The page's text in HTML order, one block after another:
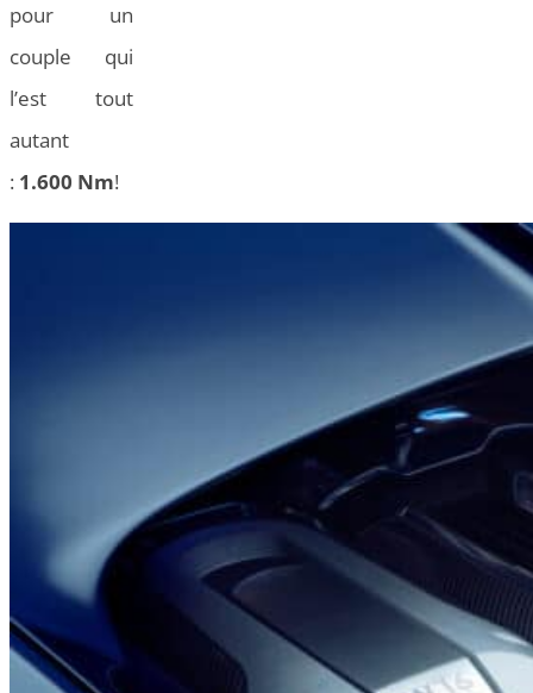
pour un
couple qui
l’est tout
autant
: 1.600 Nm!